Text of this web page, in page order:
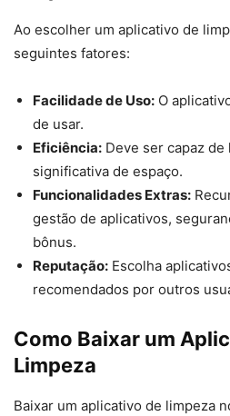
Ao escolher um aplicativo de
seguintes fatores:
Facilidade de Uso: O
de usar.
Eficiência: Deve ser capaz
significativa de espaço.
Funcionalidades Extras:
gestão de aplicativos,
bônus.
Reputação: Escolha
recomendados por outros
Como Baixar um
Limpeza
Baixar um aplicativo de limpeza